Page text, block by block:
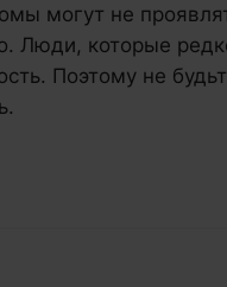
могут не
Люди, которые
Поэтому не